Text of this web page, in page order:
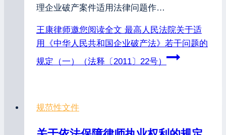
理企业破产案件适用法律问题作…
王康律师邀您阅读全文 最高人民法院关于适
用《中华人民共和国企业破产法》若干问题的
规定（一）（法释〔2011〕22号）
规范性文件